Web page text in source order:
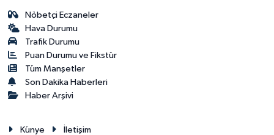
Nöbetçi Eczaneler
Hava Durumu
Trafik Durumu
Puan Durumu ve Fikstür
Tüm Manşetler
Son Dakika Haberleri
Haber Arşivi
Künye İletişim